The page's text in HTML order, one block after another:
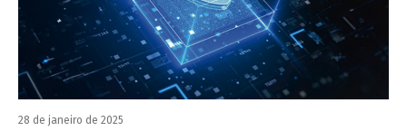
28 de janeiro de 2025